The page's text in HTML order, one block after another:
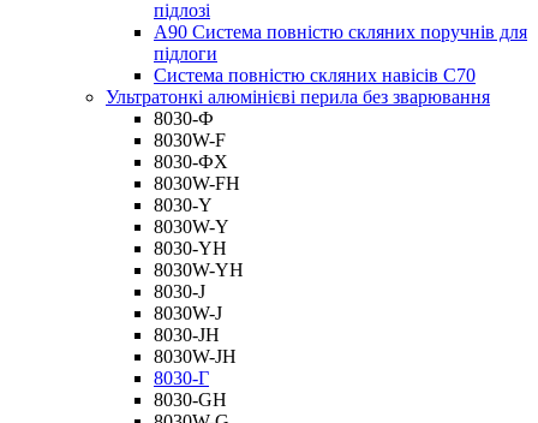
підлозі
A90 Система повністю скляних поручнів для
підлоги
Система повністю скляних навісів C70
Ультратонкі алюмінієві перила без зварювання
8030-Ф
8030W-F
8030-ФХ
8030W-FH
8030-Y
8030W-Y
8030-YH
8030W-YH
8030-J
8030W-J
8030-JH
8030W-JH
8030-Г
8030-GH